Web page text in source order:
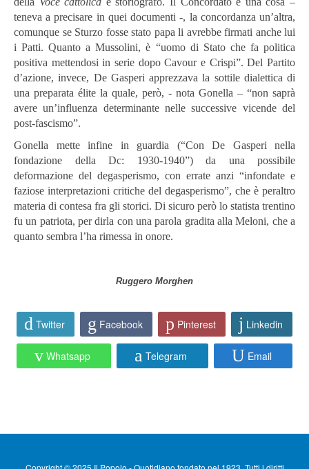
teneva a precisare in quei documenti -, la concordanza un’altra,
comunque se Sturzo fosse stato papa li avrebbe firmati anche lui
i Patti. Quanto a Mussolini, è “uomo di Stato che fa politica
positiva mettendosi in serie dopo Cavour e Crispi”. Del Partito
d’azione, invece, De Gasperi apprezzava la sottile dialettica di
una preparata élite la quale, però, - nota Gonella – “non saprà
avere un’influenza determinante nelle successive vicende del
post-fascismo”.
Gonella mette infine in guardia (“Con De Gasperi nella
fondazione della Dc: 1930-1940”) da una possibile
deformazione del degasperismo, con errate anzi “infondate e
faziose interpretazioni critiche del degasperismo”, che è peraltro
materia di contesa fra gli storici. Di sicuro però lo statista trentino
fu un patriota, per dirla con una parola gradita alla Meloni, che a
quanto sembra l’ha rimessa in onore.
Ruggero Morghen
Twitter Facebook Pinterest Linkedin
Whatsapp Telegram Email